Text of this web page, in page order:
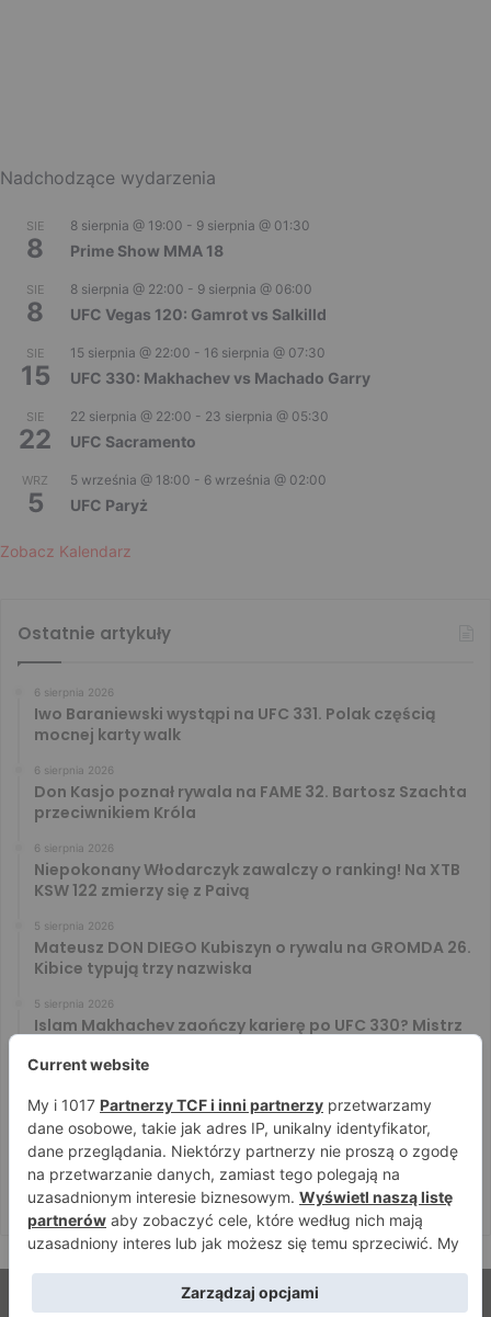
Nadchodzące wydarzenia
SIE
8
8 sierpnia @ 19:00 - 9 sierpnia @ 01:30
Prime Show MMA 18
SIE
8
8 sierpnia @ 22:00 - 9 sierpnia @ 06:00
UFC Vegas 120: Gamrot vs Salkilld
SIE
15
15 sierpnia @ 22:00 - 16 sierpnia @ 07:30
UFC 330: Makhachev vs Machado Garry
SIE
22
22 sierpnia @ 22:00 - 23 sierpnia @ 05:30
UFC Sacramento
WRZ
5
5 września @ 18:00 - 6 września @ 02:00
UFC Paryż
Zobacz Kalendarz
Ostatnie artykuły
6 sierpnia 2026
Iwo Baraniewski wystąpi na UFC 331. Polak częścią
mocnej karty walk
6 sierpnia 2026
Don Kasjo poznał rywala na FAME 32. Bartosz Szachta
przeciwnikiem Króla
6 sierpnia 2026
Niepokonany Włodarczyk zawalczy o ranking! Na XTB
KSW 122 zmierzy się z Paivą
5 sierpnia 2026
Mateusz DON DIEGO Kubiszyn o rywalu na GROMDA 26.
Kibice typują trzy nazwiska
5 sierpnia 2026
Islam Makhachev zaończy karierę po UFC 330? Mistrz
Tańcula nie gryzł się w język. Wymowna sugestia o
zachowaniu Jacka Murańskiego [VIDEO]
4 sierpnia 2026
Ostre spojrzenia Jóźwiaka i Ryty. Zobacz face to face
przed PRIME 18